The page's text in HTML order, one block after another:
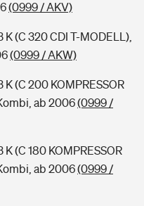
(0999 / AKV)
(C 320 CDI T-MODELL),
(0999 / AKW)
(C 200 KOMPRESSOR
ab 2006(0999 /
(C 180 KOMPRESSOR
ab 2006(0999 /